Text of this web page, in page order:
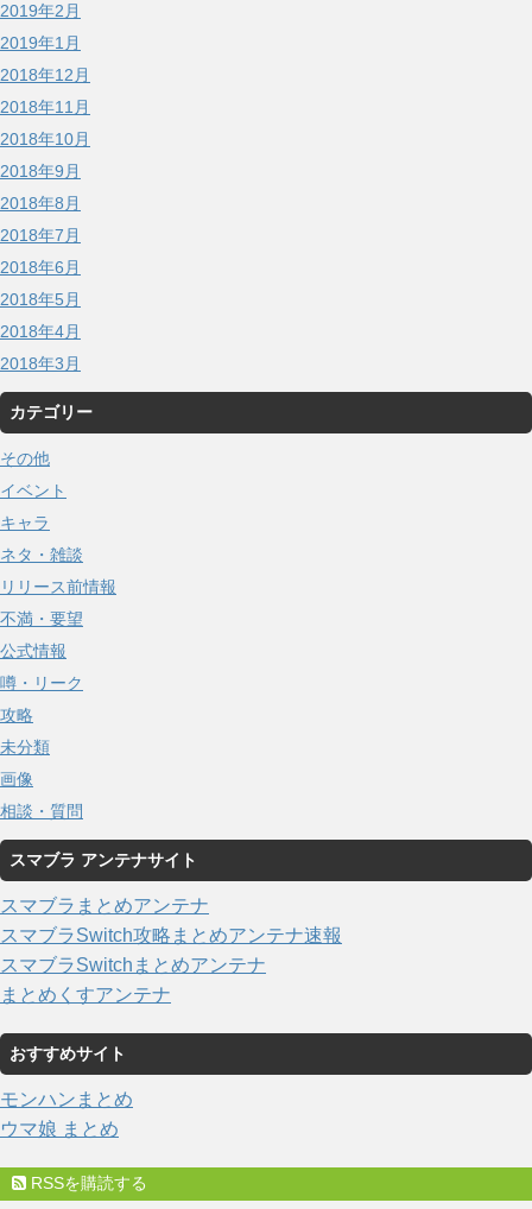
2019年2月
2019年1月
2018年12月
2018年11月
2018年10月
2018年9月
2018年8月
2018年7月
2018年6月
2018年5月
2018年4月
2018年3月
カテゴリー
その他
イベント
キャラ
ネタ・雑談
リリース前情報
不満・要望
公式情報
噂・リーク
攻略
未分類
画像
相談・質問
スマブラ アンテナサイト
スマブラまとめアンテナ
スマブラSwitch攻略まとめアンテナ速報
スマブラSwitchまとめアンテナ
まとめくすアンテナ
おすすめサイト
モンハンまとめ
ウマ娘 まとめ
RSSを購読する